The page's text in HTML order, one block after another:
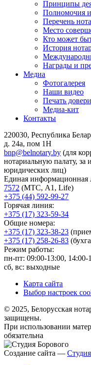
Принципы
Полномочия и
Перечень
Место
Кто может
История
Награды и
Медиа
Фотогалерея
Наши видео
Печать
Медиа-кит
Контакты
220030, Республика
д. 24а, пом 1Н
bnp@belnotary.by (для
нотариальную палату,
юридических лиц)
Единая информационная
7572 (МТС, A1, Life)
+375 (44) 592-99-27
Горячая линия:
+375 (17) 323-59-34
Общие номера:
+375 (17) 323-38-23
+375 (17) 258-26-83
Режим работы:
пн-пт: 09:00-13:00, 14:00-
сб, вс: выходные
Карта сайта
Выбор настроек
© 2025, Белорусская
защищены.
При использовании
обязательна
Создание сайта —